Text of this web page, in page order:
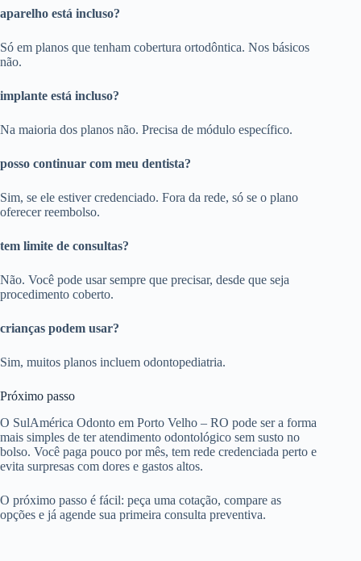
aparelho está incluso?
Só em planos que tenham cobertura ortodôntica. Nos básicos
não.
implante está incluso?
Na maioria dos planos não. Precisa de módulo específico.
posso continuar com meu dentista?
Sim, se ele estiver credenciado. Fora da rede, só se o plano
oferecer reembolso.
tem limite de consultas?
Não. Você pode usar sempre que precisar, desde que seja
procedimento coberto.
crianças podem usar?
Sim, muitos planos incluem odontopediatria.
Próximo passo
O SulAmérica Odonto em Porto Velho – RO pode ser a forma
mais simples de ter atendimento odontológico sem susto no
bolso. Você paga pouco por mês, tem rede credenciada perto e
evita surpresas com dores e gastos altos.
O próximo passo é fácil: peça uma cotação, compare as
opções e já agende sua primeira consulta preventiva.